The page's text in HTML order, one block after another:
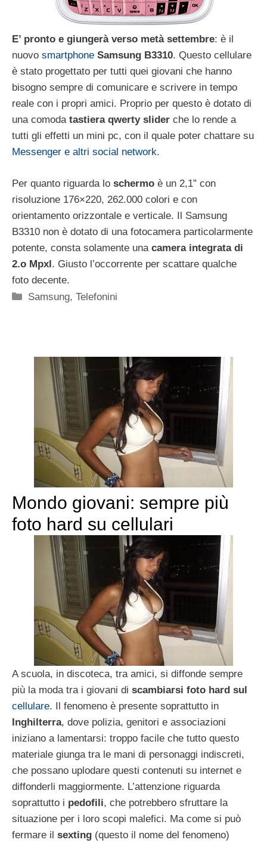
E’ pronto e giungerà verso metà settembre: è il
nuovo smartphone Samsung B3310. Questo cellulare
è stato progettato per tutti quei giovani che hanno
bisogno sempre di comunicare e scrivere in tempo
reale con i propri amici. Proprio per questo è dotato di
una comodatastiera qwerty slider che lo rende a
tutti gli effetti un mini pc, con il quale poter chattare su
Messenger e altri social network.
Per quanto riguarda lo schermo è un 2,1” con
risoluzione 176×220, 262.000 colori e con
orientamento orizzontale e verticale. Il Samsung
B3310 non è dotato di una fotocamera particolarmente
potente, consta solamente una camera integrata di
2.o Mpxl. Giusto l’occorrente per scattare qualche
foto decente.
Categorie
Samsung,Telefonini
Mondo giovani: sempre più
foto hard su cellulari
A scuola, in discoteca, tra amici, si diffonde sempre
più la moda tra i giovani di scambiarsi foto hard sul
cellulare. Il fenomeno è presente soprattutto in
Inghilterra, dove polizia, genitori e associazioni
iniziano a lamentarsi: troppo facile che tutto questo
materiale giunga tra le mani di personaggi indiscreti,
che possano uplodare questi contenuti su internet e
diffonderli maggiormente. L’attenzione riguarda
soprattutto i pedofili, che potrebbero sfruttare la
situazione per i loro scopi malefici. Ma come si può
fermare il sexting (questo il nome del fenomeno)